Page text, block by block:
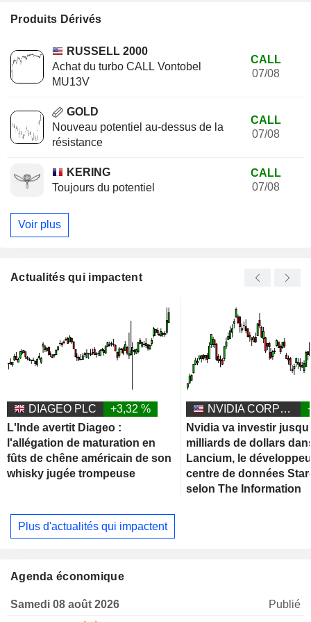
Produits Dérivés
RUSSELL 2000
Achat du turbo CALL Vontobel
MU13V
CALL
07/08
GOLD
Nouveau potentiel au-dessus de la
résistance
CALL
07/08
KERING
Toujours du potentiel
CALL
07/08
Voir plus
Actualités qui impactent
DIAGEO PLC
+3,32 %
L'Inde avertit Diageo :
l'allégation de maturation en
fûts de chêne américain de son
whisky jugée trompeuse
NVIDIA CORPORATION
Nvidia va investir
milliards de dollars
Lancium, le
centre de données
selon The Information
Plus d'actualités qui impactent
Agenda économique
Samedi 08 août 2026
Publié